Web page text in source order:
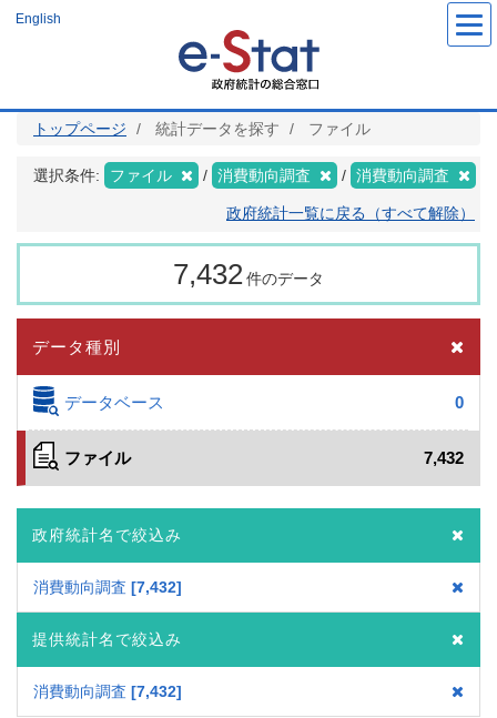
ツ
English
トップページ 統計データを探す ファイル
選択条件: ファイル 消費動向調査 消費動向調査
政府統計一覧に戻る（すべて解除）
7,432件のデータ
データ種別
データベース 0
ファイル 7,432
政府統計名で絞込み
消費動向調査 7,432
提供統計名で絞込み
消費動向調査 7,432